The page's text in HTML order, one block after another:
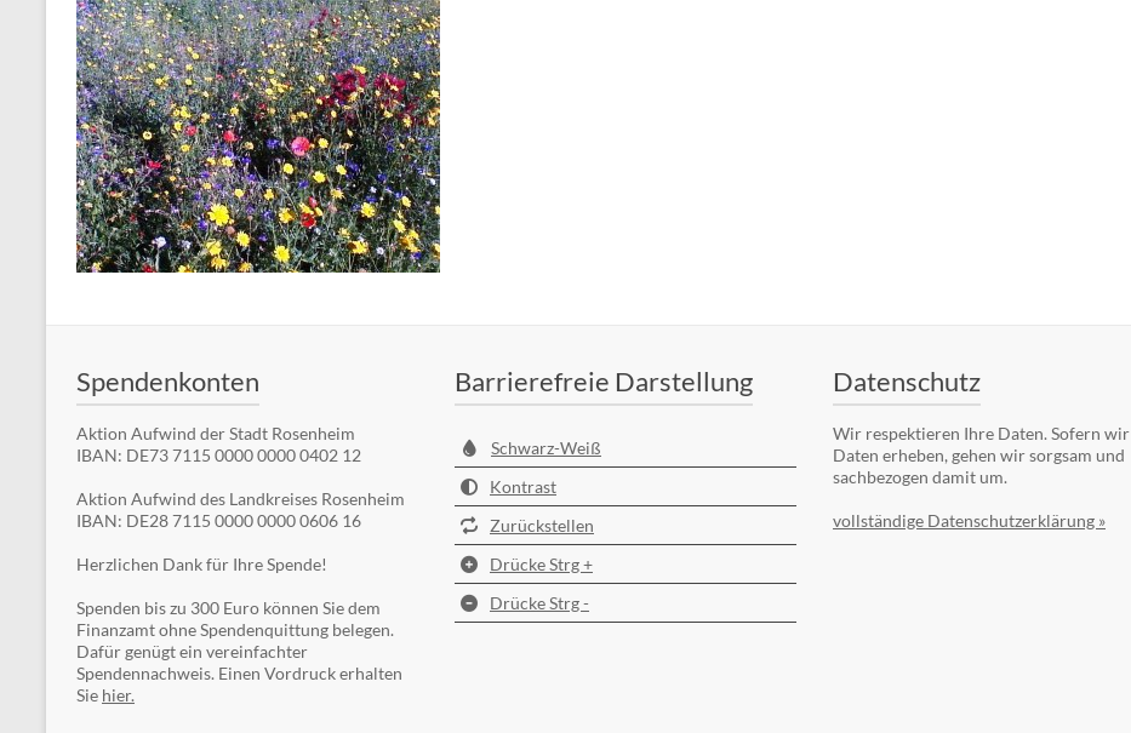
Spendenkonten
Aktion Aufwind der Stadt Rosenheim
IBAN: DE73 7115 0000 0000 0402 12
Aktion Aufwind des Landkreises Rosenheim
IBAN: DE28 7115 0000 0000 0606 16
Herzlichen Dank für Ihre Spende!
Spenden bis zu 300 Euro können Sie dem
Finanzamt ohne Spendenquittung belegen.
Dafür genügt ein vereinfachter
Spendennachweis. Einen Vordruck erhalten
Sie hier.
Barrierefreie Darstellung
Schwarz-Weiß
Kontrast
Zurückstellen
Drücke Strg +
Drücke Strg -
Datenschutz
Wir respektieren Ihre Daten. Sofern wir
Daten erheben, gehen wir sorgsam und
sachbezogen damit um.
vollständige Datenschutzerklärung »